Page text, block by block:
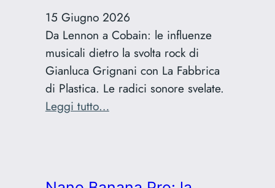
per
miei
post
15 Giugno 2026
Da Lennon a Cobain: le influenze
musicali dietro la svolta rock di
Gianluca Grignani con La Fabbrica
di Plastica. Le radici sonore svelate.
Leggi tutto…: